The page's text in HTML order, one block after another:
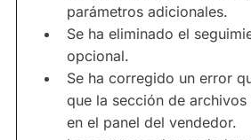
parámetros adicionales.
Se ha eliminado el
opcional.
Se ha corregido un error
que la sección de archivos
en el panel del vendedor.